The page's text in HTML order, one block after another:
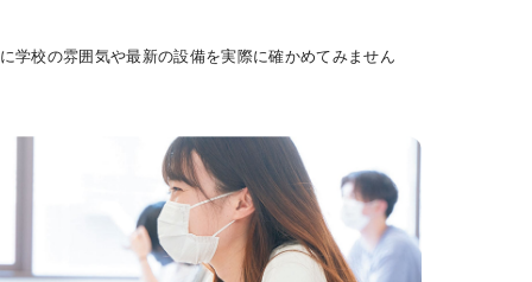
学校の雰囲気や最新の設備を実際に確かめてみません